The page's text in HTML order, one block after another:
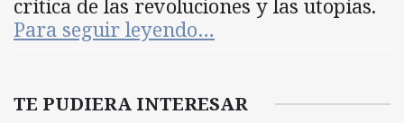
crítica de las revoluciones y las utopías.
Para seguir leyendo…
TE PUDIERA INTERESAR